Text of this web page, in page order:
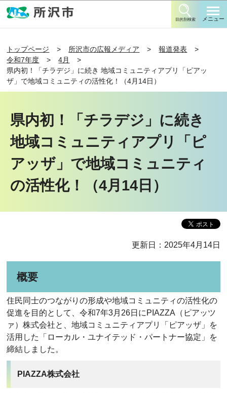
目的別検索 メニュー
トップページ 所沢市の広報メディア
報道発表
令和7年度
4月
県内初！「チラデジ」に続き 地域コミュニティアプリ「ピアッ
ザ」で地域コミュニティの活性化！（4月14日）
県内初！「チラデジ」に続き
地域コミュニティアプリ「ピ
アッザ」で地域コミュニティ
の活性化！（4月14日）
更新日：2025年4月14日
概要
住民同士のつながりの形成や地域コミュニティの活性化の
促進を目的として、令和7年3月26日にPIAZZA（ピアッツ
ァ）株式会社と、地域コミュニティアプリ「ピアッザ」を
活用した「ローカル・ユナイテッド・パートナー協定」を
締結しました。
PIAZZA株式会社